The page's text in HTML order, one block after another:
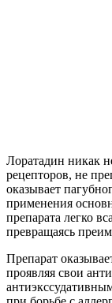
Лоратадин никак
рецепторов, не
оказывает
применения
препарата легко
превращаясь
Препарат
проявляя свои